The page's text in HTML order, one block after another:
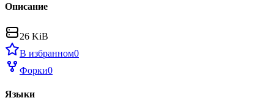
Описание
26 KiB
В избранном0
Форки0
Языки